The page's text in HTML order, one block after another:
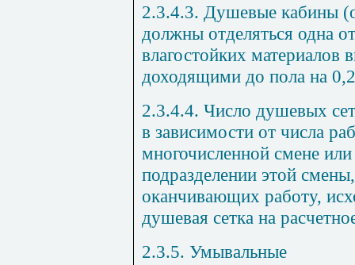
2.3.4.3. Душевые кабины
должны отделяться одна
влагостойких материалов
доходящими до пола на
2.3.4.4. Число душевых
в зависимости от числа
многочисленной смене
подразделении этой
оканчивающих работу,
душевая сетка на
2.3.5. Умывальные